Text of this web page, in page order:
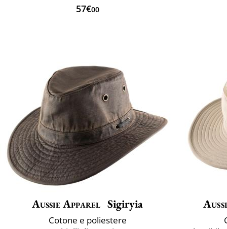
57€00
Aussie Apparel Sigiryia
Cotone e poliestere